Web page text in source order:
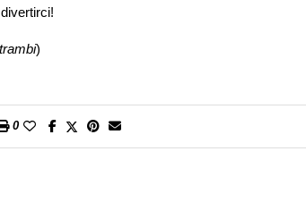
)
0